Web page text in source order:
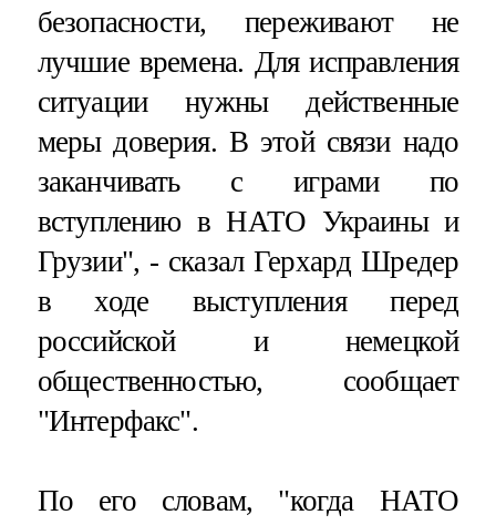
безопасности, переживают не
лучшие времена. Для исправления
ситуации нужны действенные
меры доверия. В этой связи надо
заканчивать с играми по
вступлению в НАТО Украины и
Грузии", - сказал Герхард Шредер
в ходе выступления перед
российской и немецкой
общественностью, сообщает
"Интерфакс".
По его словам, "когда НАТО